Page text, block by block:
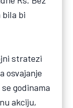
bila bi
stratezi
osvajanje
godinama
akciju,